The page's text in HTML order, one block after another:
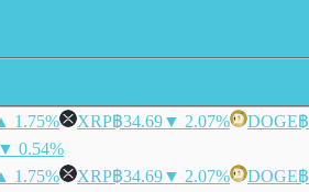
1.75% XRP฿34.69▼ 2.07% DOGE
▼ 0.54%
1.75% XRP฿34.69▼ 2.07% DOGE